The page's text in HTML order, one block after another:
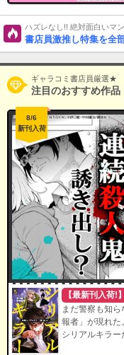
ハズレなし!! 絶対面白いマ
書店員激推し特集を全
ギャラコミ書店員厳選★
注目のおすすめ作品
8/6
新刊入荷
【最新刊入荷!
まだ警察も知
報者」が現れた
シリアルキラー